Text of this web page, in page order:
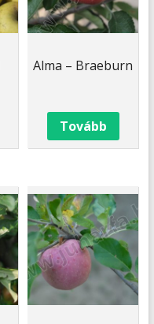
Alma – Braeburn
Tovább